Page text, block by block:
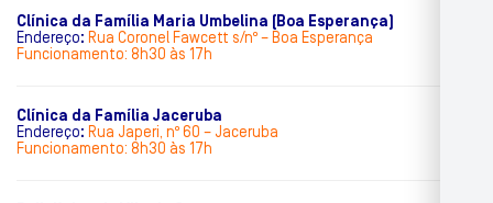
Clínica da Família Maria Umbelina (Boa Esperança)
Endereço: Rua Coronel Fawcett s/nº – Boa Esperança
Funcionamento: 8h30 às 17h
Clínica da Família Jaceruba
Endereço: Rua Japeri, nº 60 – Jaceruba
Funcionamento: 8h30 às 17h